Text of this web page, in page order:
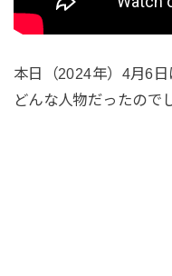
本日（2024年）4月6日
どんな人物だったので